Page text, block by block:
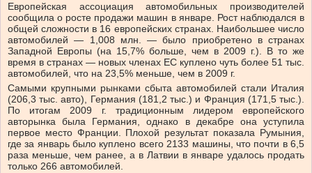
Европейская ассоциация автомобильных производителей
сообщила о росте продажи машин в январе. Рост наблюдался в
общей сложности в 16 европейских странах. Наибольшее число
автомобилей — 1,008 млн. — было приобретено в странах
Западной Европы (на 15,7% больше, чем в 2009 г.). В то же
время в странах — новых членах ЕС куплено чуть более 51 тыс.
автомобилей, что на 23,5% меньше, чем в 2009 г.
Самыми крупными рынками сбыта автомобилей стали Италия
(206,3 тыс. авто), Германия (181,2 тыс.) и Франция (171,5 тыс.).
По итогам 2009 г. традиционным лидером европейского
авторынка была Германия, однако в декабре она уступила
первое место Франции. Плохой результат показала Румыния,
где за январь было куплено всего 2133 машины, что почти в 6,5
раза меньше, чем ранее, а в Латвии в январе удалось продать
только 266 автомобилей.